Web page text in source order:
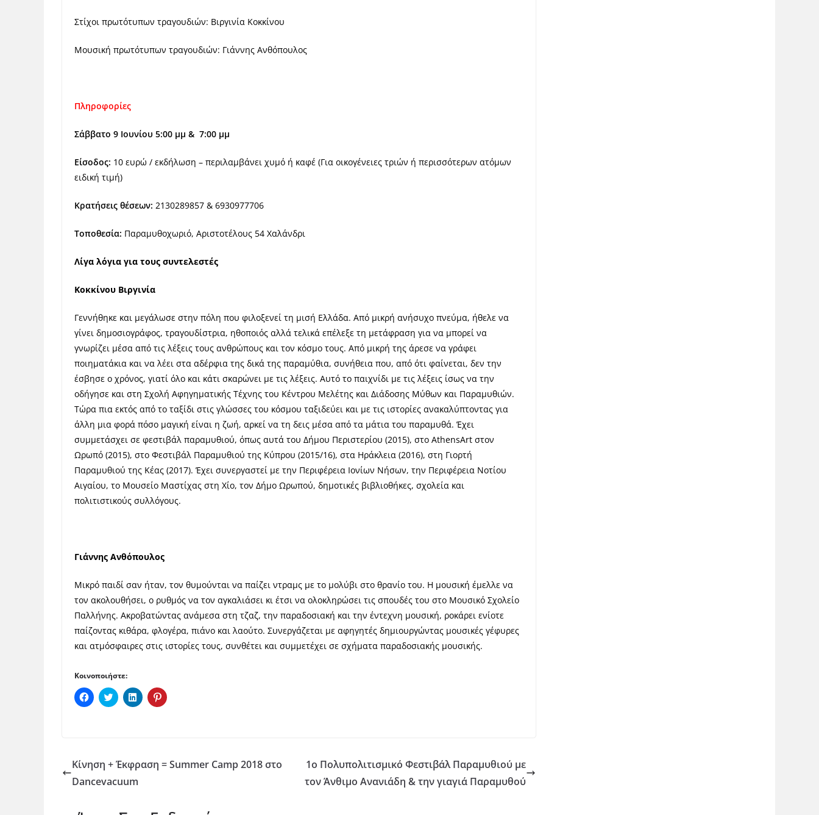
Στίχοι πρωτότυπων τραγουδιών: Βιργινία Κοκκίνου
Μουσική πρωτότυπων τραγουδιών: Γιάννης Ανθόπουλος
Πληροφορίες
Σάββατο 9 Ιουνίου 5:00 μμ & 7:00 μμ
Είσοδος: 10 ευρώ / εκδήλωση – περιλαμβάνει χυμό ή καφέ (Για οικογένειες τριών ή περισσότερων ατόμων
ειδική τιμή)
Κρατήσεις θέσεων: 2130289857 & 6930977706
Τοποθεσία: Παραμυθοχωριό, Αριστοτέλους 54 Χαλάνδρι
Λίγα λόγια για τους συντελεστές
Κοκκίνου Βιργινία
Γεννήθηκε και μεγάλωσε στην πόλη που φιλοξενεί τη μισή Ελλάδα. Από μικρή ανήσυχο πνεύμα, ήθελε να
γίνει δημοσιογράφος, τραγουδίστρια, ηθοποιός αλλά τελικά επέλεξε τη μετάφραση για να μπορεί να
γνωρίζει μέσα από τις λέξεις τους ανθρώπους και τον κόσμο τους. Από μικρή της άρεσε να γράφει
ποιηματάκια και να λέει στα αδέρφια της δικά της παραμύθια, συνήθεια που, από ότι φαίνεται, δεν την
έσβησε ο χρόνος, γιατί όλο και κάτι σκαρώνει με τις λέξεις. Αυτό το παιχνίδι με τις λέξεις ίσως να την
οδήγησε και στη Σχολή Αφηγηματικής Τέχνης του Κέντρου Μελέτης και Διάδοσης Μύθων και Παραμυθιών.
Τώρα πια εκτός από το ταξίδι στις γλώσσες του κόσμου ταξιδεύει και με τις ιστορίες ανακαλύπτοντας για
άλλη μια φορά πόσο μαγική είναι η ζωή, αρκεί να τη δεις μέσα από τα μάτια του παραμυθά. Έχει
συμμετάσχει σε φεστιβάλ παραμυθιού, όπως αυτά του Δήμου Περιστερίου (2015), στο AthensArt στον
Ωρωπό (2015), στο Φεστιβάλ Παραμυθιού της Κύπρου (2015/16), στα Ηράκλεια (2016), στη Γιορτή
Παραμυθιού της Κέας (2017). Έχει συνεργαστεί με την Περιφέρεια Ιονίων Νήσων, την Περιφέρεια Νοτίου
Αιγαίου, το Μουσείο Μαστίχας στη Χίο, τον Δήμο Ωρωπού, δημοτικές βιβλιοθήκες, σχολεία και
πολιτιστικούς συλλόγους.
Γιάννης Ανθόπουλος
Μικρό παιδί σαν ήταν, τον θυμούνται να παίζει ντραμς με το μολύβι στο θρανίο του. Η μουσική έμελλε να
τον ακολουθήσει, ο ρυθμός να τον αγκαλιάσει κι έτσι να ολοκληρώσει τις σπουδές του στο Μουσικό Σχολείο
Παλλήνης. Ακροβατώντας ανάμεσα στη τζαζ, την παραδοσιακή και την έντεχνη μουσική, ροκάρει ενίοτε
παίζοντας κιθάρα, φλογέρα, πιάνο και λαούτο. Συνεργάζεται με αφηγητές δημιουργώντας μουσικές γέφυρες
και ατμόσφαιρες στις ιστορίες τους, συνθέτει και συμμετέχει σε σχήματα παραδοσιακής μουσικής.
Κοινοποιήστε:
Π
α
α
ο
Κ
λ
ο
ο
Κ
λ
ι
Κ
λ
ι
Κίνηση + Έκφραση = Summer Camp 2018 στο
Dancevacuum
1ο Πολυπολιτισμικό Φεστιβάλ Παραμυθιού με
τον Άνθιμο Ανανιάδη & την γιαγιά Παραμυθού